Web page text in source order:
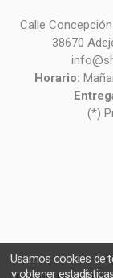
Calle
38670
Horario:
(*)
Usamos cookies de
y obtener